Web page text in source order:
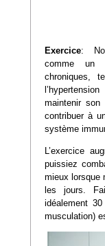
Exercice:
comme un
chroniques,
maintenir son
contribuer à
système
L’exercice
puissiez
mieux lorsque
les jours.
idéalement
musculation)